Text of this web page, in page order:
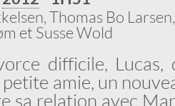
Thomas Bo
et Susse Wold
difficile, Lucas,
amie, un
sa relation avec